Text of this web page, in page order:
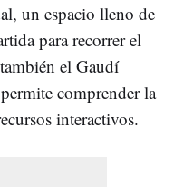
un espacio lleno de
para recorrer el
el Gaudí
comprender la
interactivos.